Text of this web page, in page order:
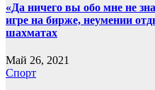
«Да ничего вы обо мне не
игре на бирже, неумении
шахматах
Май 26, 2021
Спорт